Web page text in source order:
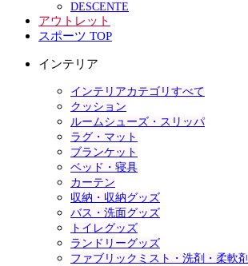
DESCENTE
アウトレット
スポーツ TOP
インテリア
インテリアカテゴリすべて
クッション
ルームシューズ・スリッパ
ラグ・マット
ブランケット
ベッド・寝具
カーテン
収納・収納グッズ
バス・洗面グッズ
トイレグッズ
ランドリーグッズ
ファブリックミスト・洗剤・柔軟剤